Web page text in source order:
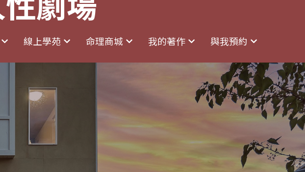
線上學苑 命理商城 我的著作 與我預約
線上學苑 命理商城 我的著作 與我預約